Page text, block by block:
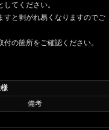
てください。
と剥がれ易くなりますのでご
の箇所をご確認ください。
備考